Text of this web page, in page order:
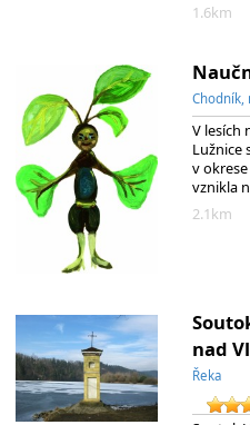
1.6km
Chodník,
V lesích
Lužnice
v okrese
vznikla
2.1km
nad
Řeka